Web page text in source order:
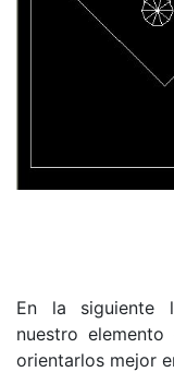
En la siguiente
nuestro
orientarlos mejor